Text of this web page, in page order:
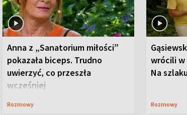
Anna z „Sanatorium miłości”
pokazała biceps. Trudno
uwierzyć, co przeszła
wcześniej
Rozmowy
wrócili
Na
Rozmowy